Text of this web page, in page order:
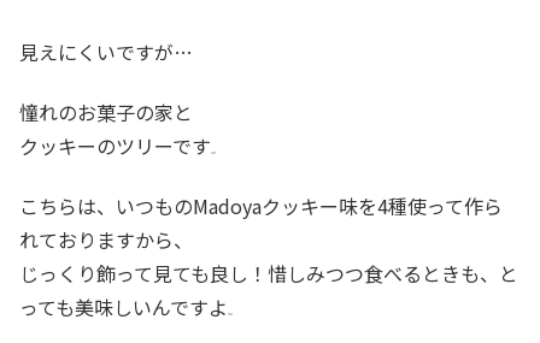
見えにくいですが…
憧れのお菓子の家と
クッキーのツリーです
こちらは、いつものMadoyaクッキー味を4種使って作ら
れておりますから、
じっくり飾って見ても良し！惜しみつつ食べるときも、と
っても美味しいんですよ